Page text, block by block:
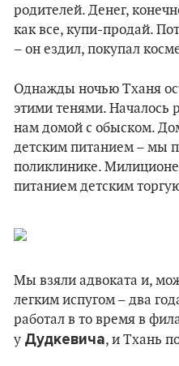
родителей. Денег,
как все, купи-продай.
– он ездил, покупал
Однажды ночью Тханя
этими тенями. Началось
нам домой с обыском.
детским питанием – мы
поликлинике.
питанием детским
Мы взяли адвоката и,
легким испугом – два
работал в то время в
у Дудкевича, и Тхань